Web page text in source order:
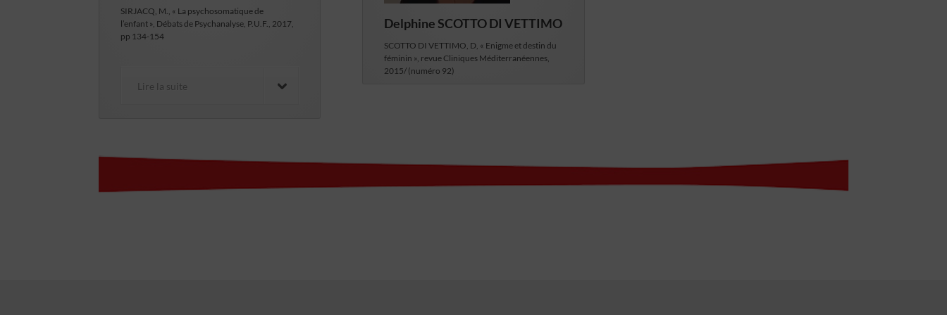
SIRJACQ, M., « La psychosomatique de
l’enfant », Débats de Psychanalyse, P.U.F., 2017,
pp 134-154
Lire la suite
Delphine SCOTTO DI VETTIMO
SCOTTO DI VETTIMO, D, « Enigme et destin du
féminin », revue Cliniques Méditerranéennes,
2015/ (numéro 92)